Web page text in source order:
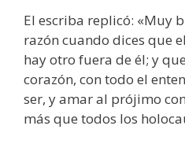
El escriba replicó: «Muy
razón cuando dices que
hay otro fuera de él; y
corazón, con todo el
ser, y amar al prójimo
más que todos los